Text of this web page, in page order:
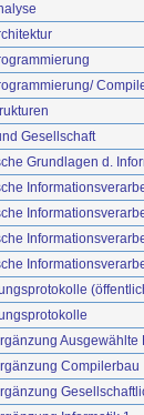
Gesellschaft
Grundlagen d.
Compilerbau